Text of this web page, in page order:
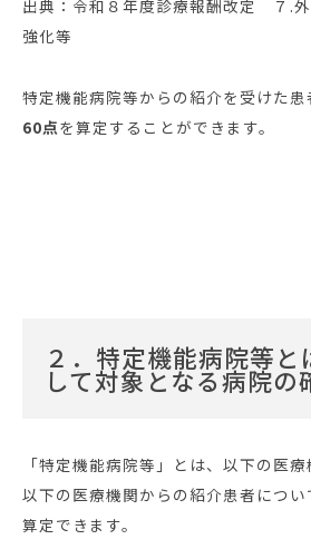
出典：令和８年度診療報酬改定 ７.外
強化等
特定機能病院等からの紹介を受けた患
60点を算定することができます。
２．特定機能病院等と
して対象となる病院の
「特定機能病院等」とは、以下の医療
以下の医療機関からの紹介患者につ
算定できます。